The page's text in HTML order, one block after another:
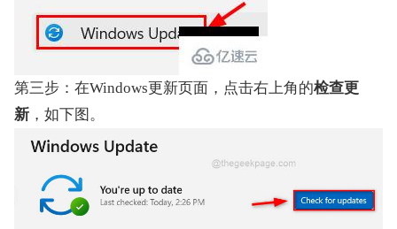
第三步：在Windows更新页面，点击右上角的检查更
新 ，如下图。